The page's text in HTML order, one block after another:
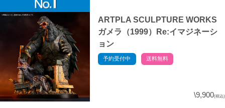
ARTPLA SCULPTURE WORKS
ガメラ（1999）Re:イマジネーシ
ョン
予約受付中 送料無料
\9,900(税込)